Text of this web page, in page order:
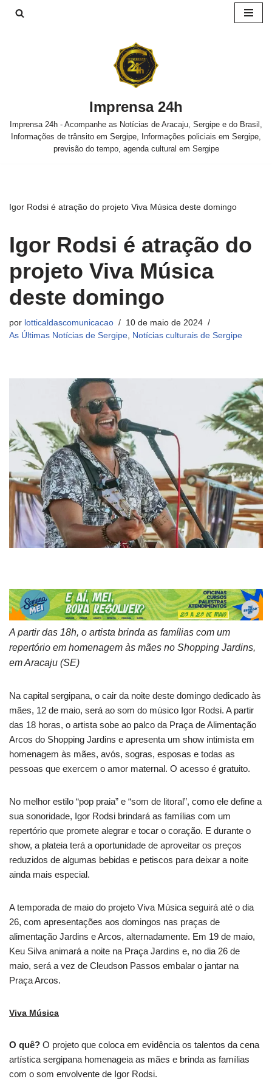
Imprensa 24h
Imprensa 24h - Acompanhe as Notícias de Aracaju, Sergipe e do Brasil,
Informações de trânsito em Sergipe, Informações policiais em Sergipe,
previsão do tempo, agenda cultural em Sergipe
Igor Rodsi é atração do projeto Viva Música deste domingo
Igor Rodsi é atração do
projeto Viva Música
deste domingo
por lotticaldascomunicacao
10 de maio de 2024
As Últimas Notícias de Sergipe, Notícias culturais de Sergipe
A partir das 18h, o artista brinda as famílias com um
repertório em homenagem às mães no Shopping Jardins,
em Aracaju (SE)
Na capital sergipana, o cair da noite deste domingo dedicado às
mães, 12 de maio, será ao som do músico Igor Rodsi. A partir
das 18 horas, o artista sobe ao palco da Praça de Alimentação
Arcos do Shopping Jardins e apresenta um show intimista em
homenagem às mães, avós, sogras, esposas e todas as
pessoas que exercem o amor maternal. O acesso é gratuito.
No melhor estilo “pop praia” e “som de litoral”, como ele define a
sua sonoridade, Igor Rodsi brindará as famílias com um
repertório que promete alegrar e tocar o coração. E durante o
show, a plateia terá a oportunidade de aproveitar os preços
reduzidos de algumas bebidas e petiscos para deixar a noite
ainda mais especial.
A temporada de maio do projeto Viva Música seguirá até o dia
26, com apresentações aos domingos nas praças de
alimentação Jardins e Arcos, alternadamente. Em 19 de maio,
Keu Silva animará a noite na Praça Jardins e, no dia 26 de
maio, será a vez de Cleudson Passos embalar o jantar na
Praça Arcos.
Viva Música
O quê? O projeto que coloca em evidência os talentos da cena
artística sergipana homenageia as mães e brinda as famílias
com o som envolvente de Igor Rodsi.